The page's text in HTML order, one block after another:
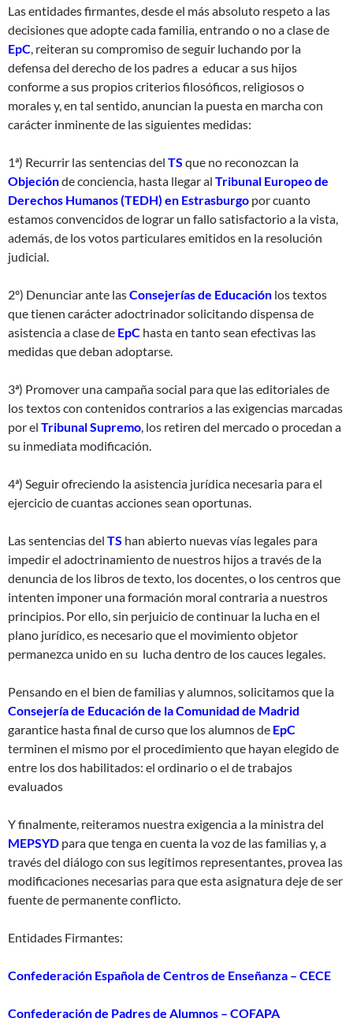
Las entidades firmantes, desde el más absoluto respeto a las
decisiones que adopte cada familia, entrando o no a clase de
EpC, reiteran su compromiso de seguir luchando por la
defensa del derecho de los padres a educar a sus hijos
conforme a sus propios criterios filosóficos, religiosos o
morales y, en tal sentido, anuncian la puesta en marcha con
carácter inminente de las siguientes medidas:
1ª) Recurrir las sentencias del TS que no reconozcan la
Objeciónde conciencia, hasta llegar al Tribunal Europeo de
Derechos Humanos (TEDH) en Estrasburgo por cuanto
estamos convencidos de lograr un fallo satisfactorio a la vista,
además, de los votos particulares emitidos en la resolución
judicial.
2º) Denunciar ante lasConsejerías de Educación los textos
que tienen carácter adoctrinador solicitando dispensa de
asistencia a clase de EpC hasta en tanto sean efectivas las
medidas que deban adoptarse.
3ª) Promover una campaña social para que las editoriales de
los textos con contenidos contrarios a las exigencias marcadas
por el Tribunal Supremo, los retiren del mercado o procedan a
su inmediata modificación.
4ª) Seguir ofreciendo la asistencia jurídica necesaria para el
ejercicio de cuantas acciones sean oportunas.
Las sentencias del TS han abierto nuevas vías legales para
impedir el adoctrinamiento de nuestros hijos a través de la
denuncia de los libros de texto, los docentes, o los centros que
intenten imponer una formación moral contraria a nuestros
principios. Por ello, sin perjuicio de continuar la lucha en el
plano jurídico, es necesario que el movimiento objetor
permanezca unido en su lucha dentro de los cauces legales.
Pensando en el bien de familias y alumnos, solicitamos que la
Consejería de Educación de la Comunidad de Madrid
garantice hasta final de curso que los alumnos de EpC
terminen el mismo por el procedimiento que hayan elegido de
entre los dos habilitados: el ordinario o el de trabajos
evaluados
Y finalmente, reiteramos nuestra exigencia a la ministra del
MEPSYD para que tenga en cuenta la voz de las familias y, a
través del diálogo con sus legítimos representantes, provea las
modificaciones necesarias para que esta asignatura deje de ser
fuente de permanente conflicto.
Entidades Firmantes:
Confederación Española de Centros de Enseñanza – CECE
Confederación de Padres de Alumnos – COFAPA